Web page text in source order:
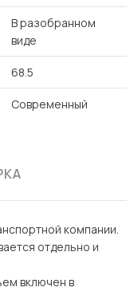
В разобранном
виде
68.5
Современный
компании.
отдельно и
включен в